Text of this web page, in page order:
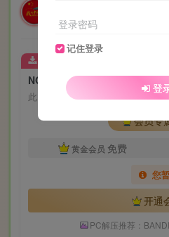
酒醒只在花前坐，酒醉还来花
此内容为付费资源，请付费后查看
会员专
黄金会员 免费
您
开通
PC解压推荐：
登录密码
记住登录
登